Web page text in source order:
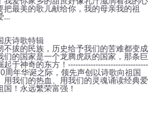
把最美的歌儿献给你，我的母亲我的祖
...
庆诗歌特辑
不拔的民族，历史给予我们的苦难都变成
们的国家是一个龙腾虎跃的国家，那条巨
于神奇的东方！--------------------------------
周年华诞之际，领先声创以诗歌向祖国
用我们的热血、用我们的灵魂诵读经典爱
！永远繁荣富强！